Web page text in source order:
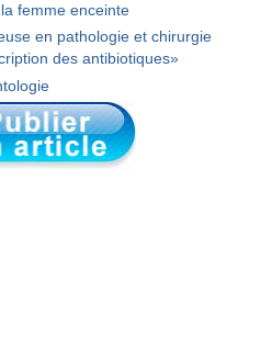
femme enceinte
en pathologie et chirurgie
des antibiotiques»